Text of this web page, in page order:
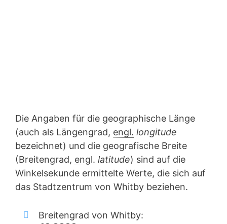
Die Angaben für die geographische Länge
(auch als Längengrad, engl. longitude
bezeichnet) und die geografische Breite
(Breitengrad, engl. latitude) sind auf die
Winkelsekunde ermittelte Werte, die sich auf
das Stadtzentrum von Whitby beziehen.
Breitengrad von Whitby: